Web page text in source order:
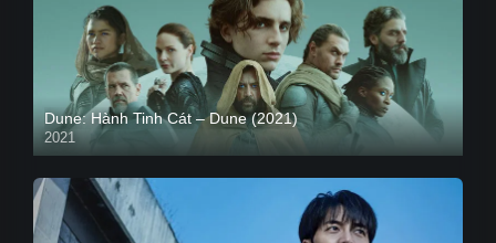
Dune: Hành Tinh Cát – Dune (2021)
2021
HD VIETSUB